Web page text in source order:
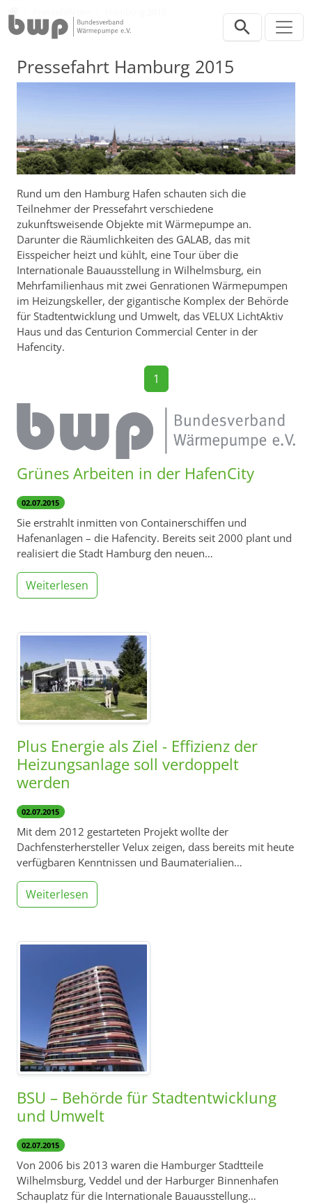
Pressefahrt Hamburg 2015
Rund um den Hamburg Hafen schauten sich die
Teilnehmer der Pressefahrt verschiedene
zukunftsweisende Objekte mit Wärmepumpe an.
Darunter die Räumlichkeiten des GALAB, das mit
Eisspeicher heizt und kühlt, eine Tour über die
Internationale Bauausstellung in Wilhelmsburg, ein
Mehrfamilienhaus mit zwei Genrationen Wärmepumpen
im Heizungskeller, der gigantische Komplex der Behörde
für Stadtentwicklung und Umwelt, das VELUX LichtAktiv
Haus und das Centurion Commercial Center in der
Hafencity.
1
Grünes Arbeiten in der HafenCity
02.07.2015
Sie erstrahlt inmitten von Containerschiffen und
Hafenanlagen – die Hafencity. Bereits seit 2000 plant und
realisiert die Stadt Hamburg den neuen…
Weiterlesen
Plus Energie als Ziel - Effizienz der
Heizungsanlage soll verdoppelt
werden
02.07.2015
Mit dem 2012 gestarteten Projekt wollte der
Dachfensterhersteller Velux zeigen, dass bereits mit heute
verfügbaren Kenntnissen und Baumaterialien…
Weiterlesen
BSU – Behörde für Stadtentwicklung
und Umwelt
02.07.2015
Von 2006 bis 2013 waren die Hamburger Stadtteile
Wilhelmsburg, Veddel und der Harburger Binnenhafen
Schauplatz für die Internationale Bauausstellung…